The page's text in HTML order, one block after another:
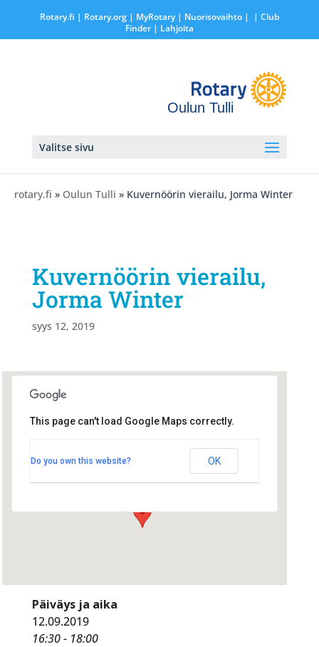
Rotary.fi | Rotary.org| MyRotary | Nuorisovaihto|
| Club
Finder| Lahjoita
Oulun Tulli
Valitse sivu
rotary.fi » Oulun Tulli » Kuvernöörin vierailu, Jorma Winter
Kuvernöörin vierailu,
Jorma Winter
syys 12, 2019
Valkea/Ravintola Rosson
Isokatu 24 - Oulu
This page can't load Google Maps correctly.
Do you own this website? OK
Päiväys ja aika
12.09.2019
16:30 - 18:00